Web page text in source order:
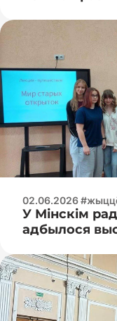
02.06.2026
У Мінскім
адбылося